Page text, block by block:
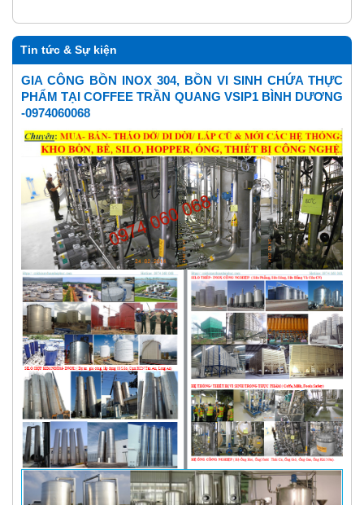
Tin tức & Sự kiện
GIA CÔNG BỒN INOX 304, BỒN VI SINH CHỨA THỰC
PHẨM TẠI COFFEE TRẦN QUANG VSIP1 BÌNH DƯƠNG
-0974060068